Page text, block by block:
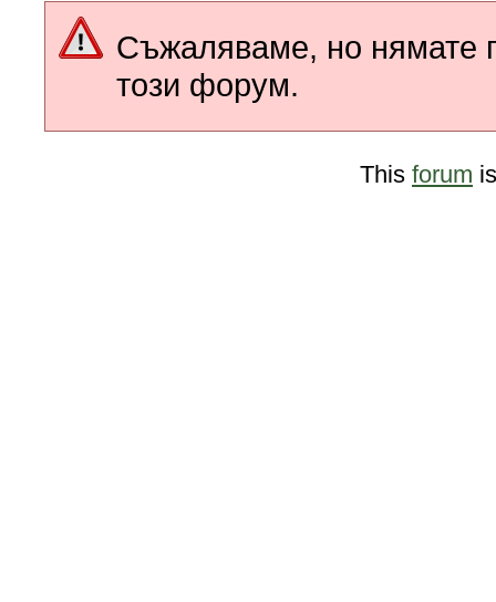
Съжаляваме, но нямате
този форум.
This forum